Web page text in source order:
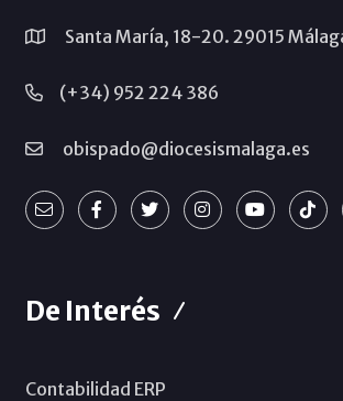
Santa María, 18-20. 29015
(+34) 952 224 386
obispado@diocesismalaga.es
De Interés
Contabilidad ERP